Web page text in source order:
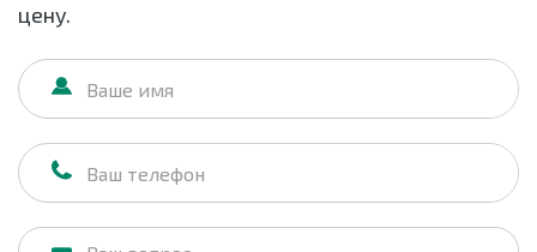
цену.